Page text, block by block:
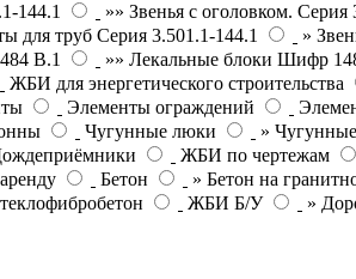
144.1
»» Звенья с оголовком. Серия
для труб Серия 3.501.1-144.1 »
В.1
»» Лекальные блоки Шифр
ЖБИ для энергетического строительства
Элементы ограждений
Чугунные люки »
ЖБИ по чертежам
Бетон » Бетон на
ЖБИ Б/У »